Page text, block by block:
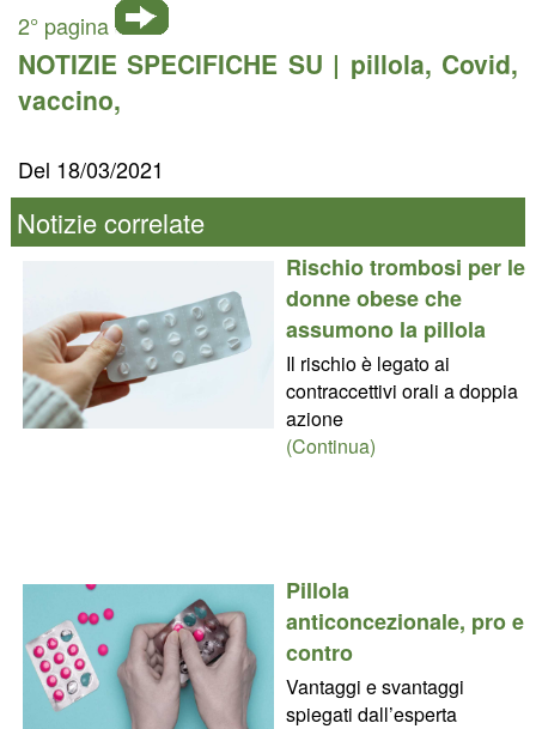
2° pagina
NOTIZIE SPECIFICHE SU | pillola, Covid,
vaccino,
Del 18/03/2021
Notizie correlate
Rischio trombosi per le
donne obese che
assumono la pillola
Il rischio è legato ai
contraccettivi orali a doppia
azione
(Continua)
Pillola
anticoncezionale, pro e
contro
Vantaggi e svantaggi
spiegati dall’esperta